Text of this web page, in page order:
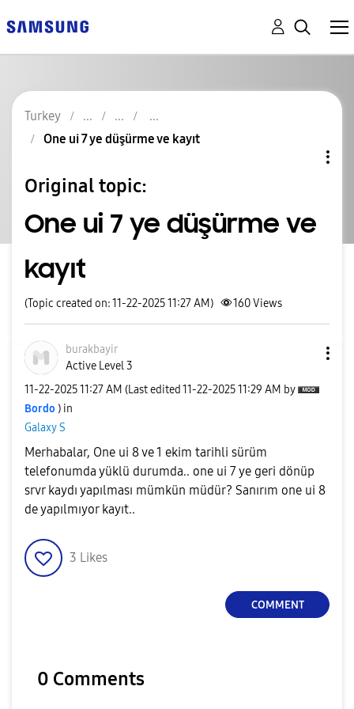
Turkey
One ui 7 ye düşürme ve kayıt
Original topic:
One ui 7 ye düşürme ve
kayıt
(Topic created on: 11-22-2025 11:27 AM) 160Views
burakbayir
Active Level 3
‎11-22-202511:27 AM (Last edited ‎11-22-202511:29 AM by
Bordo ) in
Galaxy S
Merhabalar, One ui 8 ve 1 ekim tarihli sürüm
telefonumda yüklü durumda.. one ui 7 ye geri dönüp
srvr kaydı yapılması mümkün müdür? Sanırım one ui 8
de yapılmıyor kayıt..
3 Likes
COMMENT
0 Comments